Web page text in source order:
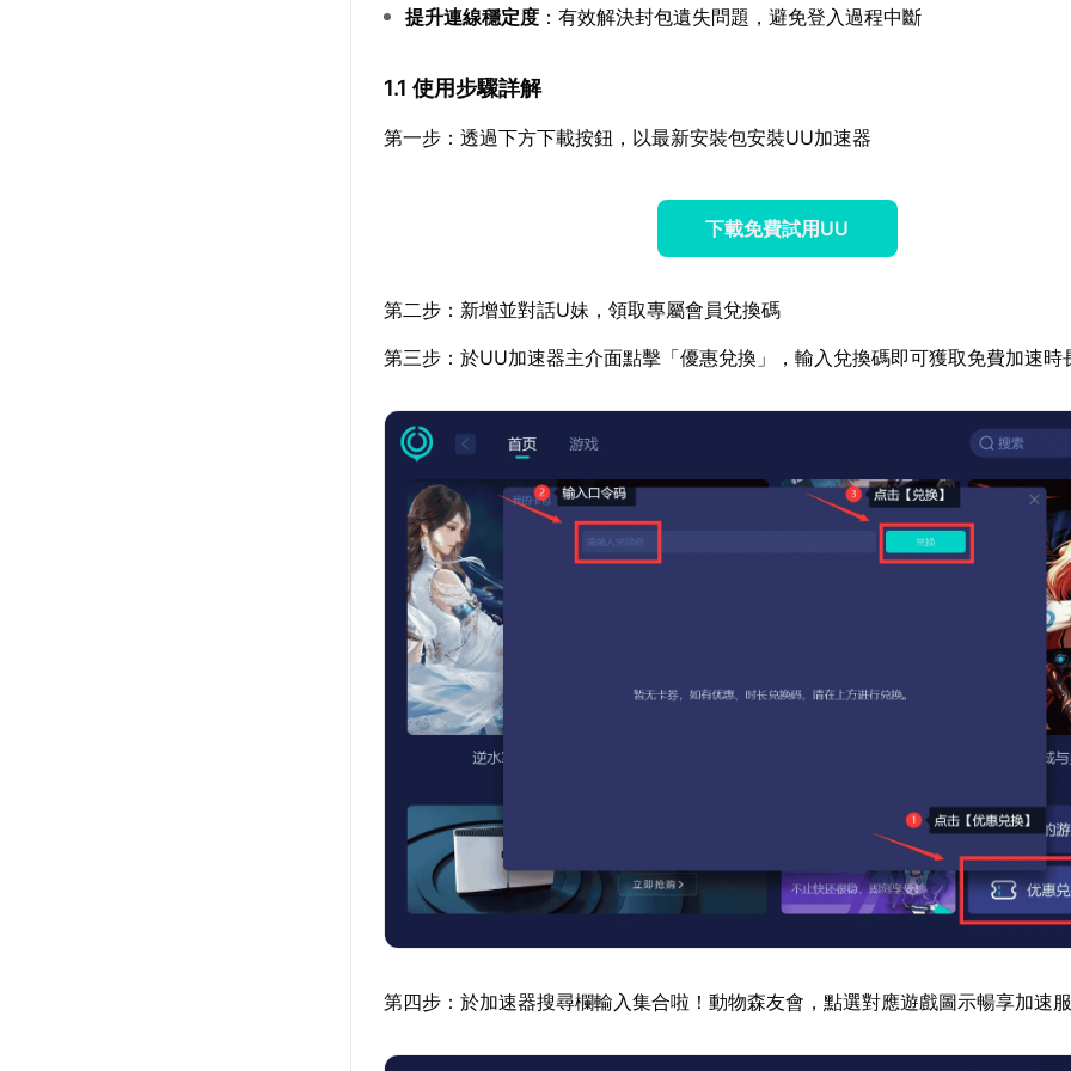
提升連線穩定度 ：有效解決封包遺失問題，避免登入過程中斷
1.1 使用步驟詳解
第一步：透過下方下載按鈕，以最新安裝包安裝UU加速器
下載免費試用UU
第二步：新增並對話U妹，領取專屬會員兌換碼
第三步：於UU加速器主介面點擊「優惠兌換」，輸入兌換碼即可獲取免費加速時
第四步：於加速器搜尋欄輸入集合啦！動物森友會，點選對應遊戲圖示暢享加速